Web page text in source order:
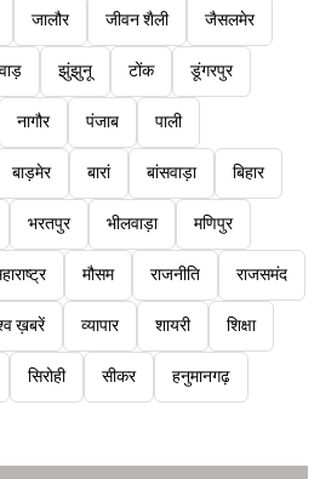
जालौर जीवन शैली जैसलमेर
झुंझुनू टोंक डूंगरपुर
नागौर पंजाब पाली
बाड़मेर बारां बांसवाड़ा बिहार
भरतपुर भीलवाड़ा मणिपुर
मौसम राजनीति राजसमंद
ख़बरें व्यापार शायरी शिक्षा
सिरोही सीकर हनुमानगढ़